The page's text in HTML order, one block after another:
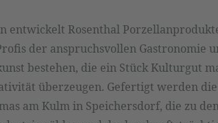
entwickelt Rosenthal
der anspruchsvollen Gastronomie
bestehen, die ein Stück Kulturgut
überzeugen. Gefertigt werden
am Kulm in Speichersdorf, die zu